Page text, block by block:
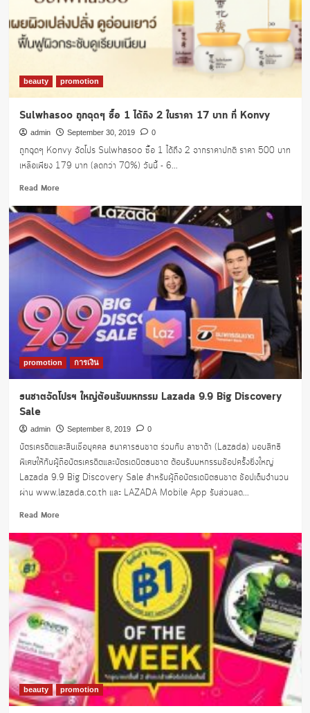
beauty promotion
Sulwhasoo ถูกฉุดๆ ซื้อ 1 ได้ถึง 2 ในราคา 17 บาท ที่ Konvy
admin September 30, 2019 0
ถูกฉุดๆ Konvy จัดโปร Sulwhasoo ซื้อ 1 ได้ถึง 2 จากราคาปกติ ราคา 500 บาท
เหลือเพียง 179 บาท (ลดกว่า 70%) วันนี้ - 6...
Read MoreRead
about
Sulwhasoo
ถูก
ฉุดๆ
ซื้อ
ถึง
2
ใน
ราคา
17
บาท
Konvy
promotion การเงิน
ธนชาตจัดโปรฯ ใหญ่ต้อนรับมหกรรม Lazada 9.9 Big Discovery
Sale
admin September 8, 2019 0
บัตรเครดิตและสินเชื่อบุคคล ธนาคารธนชาต ร่วมกับ ลาซาด้า (Lazada) มอบสิทธิ
พิเศษให้กับผู้ถือบัตรเครดิตและบัตรเดบิตธนชาต ต้อนรับมหกรรมช้อปครั้งยิ่งใหญ่
Lazada 9.9 Big Discovery Sale สำหรับผู้ถือบัตรเดบิตธนชาต ช้อปเต็มจำนวน
ผ่าน www.lazada.co.th และ LAZADA Mobile App รับส่วนลด...
Read MoreRead
about
ชาต
จัด
โปรฯ
ใหญ่
ต้อนรับ
มหกรรม
Lazada
9.9
Big
Discovery
Sale
beauty promotion